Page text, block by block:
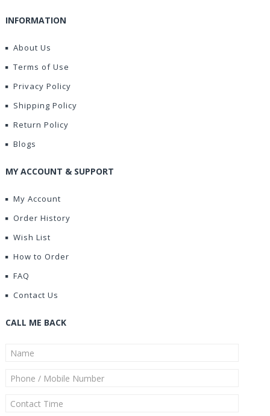
INFORMATION
About Us
Terms of Use
Privacy Policy
Shipping Policy
Return Policy
Blogs
MY ACCOUNT & SUPPORT
My Account
Order History
Wish List
How to Order
FAQ
Contact Us
CALL ME BACK